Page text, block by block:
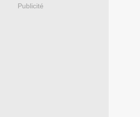
Publicité